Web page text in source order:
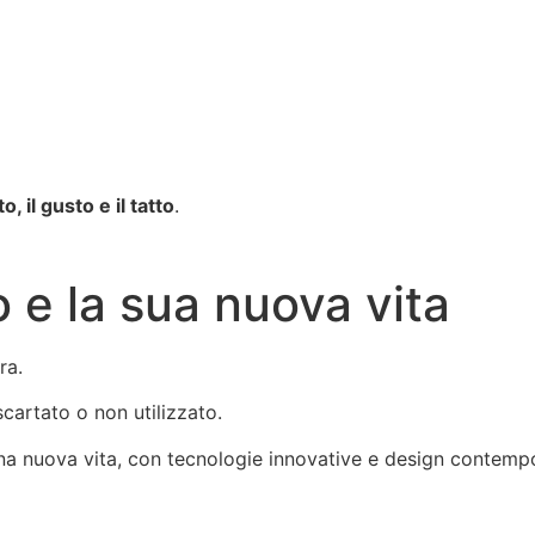
il gusto e il tatto.
e la sua nuova vita
o non utilizzato.
nuova vita, con tecnologie innovative e design